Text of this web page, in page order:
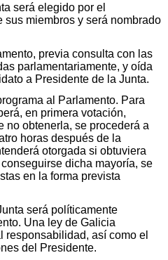
será elegido por el
sus miembros y será nombrado
previa consulta con las
parlamentariamente, y oída
a Presidente de la Junta.
al Parlamento. Para
en primera votación,
no obtenerla, se procederá a
horas después de la
otorgada si obtuviera
dicha mayoría, se
en la forma prevista
será políticamente
Una ley de Galicia
responsabilidad, así como el
del Presidente.